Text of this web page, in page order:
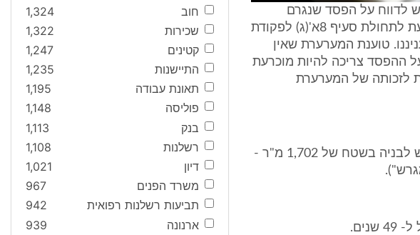
לדווח על הפסד שנגרם
למערערת לטענתה ממכירת מגרש ומבנה. שאלה זו נוגעת לתחולת סעיף 8א'(ג) לפקודת
טוענת המערערת שאין
ההפסד צריכה להיות מוכרעת
לזכותה של המערערת
ביום 18.12.92 רכשה המערערת מהמינהל זכויות במגרש לבניה בשטח של 1,702 מ"ר -
חוב
1,324
שכירות
1,322
קטינים
1,247
התיישנות
1,235
תאונת עבודה
1,195
פוליסה
1,148
בנק
1,113
רשלנות
1,108
דיון
1,021
משרד הפנים
967
תביעות רשלנות רפואית
942
ארנונה
939